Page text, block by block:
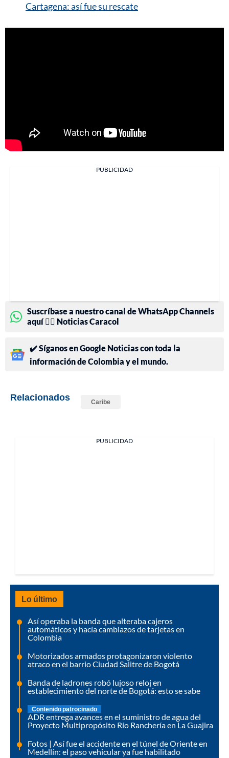
Cartagena: así fue su rescate
PUBLICIDAD
Suscríbase a nuestro canal de WhatsApp Channels
aquí 👉🏻 Noticias Caracol
✔️ Síganos en Google Noticias con toda la
información de Colombia y el mundo.
Relacionados Caribe
PUBLICIDAD
Lo último
Así operaba la banda que alteraba cajeros
automáticos y hacía cambiazos de tarjetas en
Colombia
Motorizados armados protagonizaron violento
atraco en el barrio Ciudad Salitre de Bogotá
Banda de ladrones robó lujoso reloj en
establecimiento del norte de Bogotá: esto se sabe
Contenido patrocinado
ADR entrega avances en el suministro de agua del
Proyecto Multipropósito Río Ranchería en La Guajira
Fotos | Así fue el accidente en el túnel de Oriente en
Medellín: el paso vehicular ya fue habilitado